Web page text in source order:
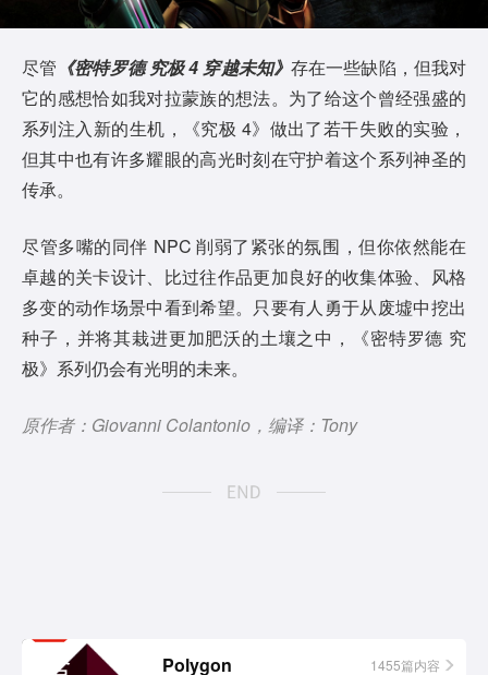
尽管 《密特罗德 究极 4 穿越未知》 存在一些缺陷，但我对
它的感想恰如我对拉蒙族的想法。为了给这个曾经强盛的
系列注入新的生机，《究极 4》做出了若干失败的实验，
但其中也有许多耀眼的高光时刻在守护着这个系列神圣的
传承。
尽管多嘴的同伴 NPC 削弱了紧张的氛围，但你依然能在
卓越的关卡设计、比过往作品更加良好的收集体验、风格
多变的动作场景中看到希望。只要有人勇于从废墟中挖出
种子，并将其栽进更加肥沃的土壤之中，《密特罗德 究
极》系列仍会有光明的未来。
原作者：Giovanni Colantonio，编译：Tony
相关
Polygon 1455篇内容